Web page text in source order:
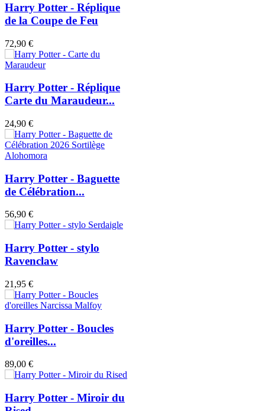
Harry Potter - Réplique
de la Coupe de Feu
72,90 €
Harry Potter - Réplique
Carte du Maraudeur...
24,90 €
Harry Potter - Baguette
de Célébration...
56,90 €
Harry Potter - stylo
Ravenclaw
21,95 €
Harry Potter - Boucles
d'oreilles...
89,00 €
Harry Potter - Miroir du